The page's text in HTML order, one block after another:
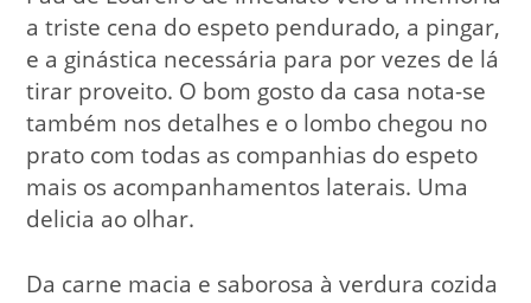
a triste cena do espeto pendurado, a pingar,
e a ginástica necessária para por vezes de lá
tirar proveito. O bom gosto da casa nota-se
também nos detalhes e o lombo chegou no
prato com todas as companhias do espeto
mais os acompanhamentos laterais. Uma
delicia ao olhar.
Da carne macia e saborosa à verdura cozida